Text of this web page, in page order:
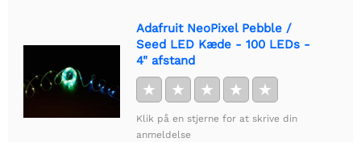
Adafruit NeoPixel Pebble /
Seed LED Kæde - 100 LEDs -
4" afstand
★ ★ ★ ★ ★
Klik på en stjerne for at skrive din
anmeldelse